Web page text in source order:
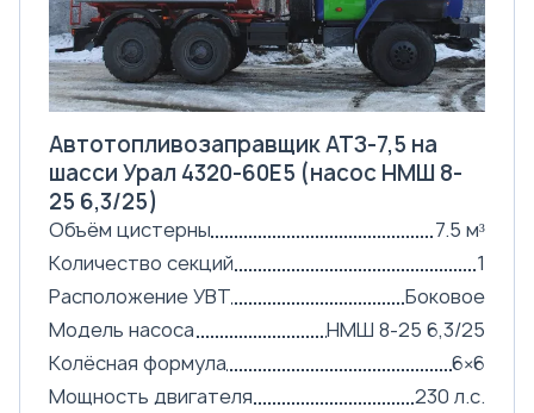
Автотопливозаправщик АТЗ-7,5 на
шасси Урал 4320-60Е5 (насос НМШ 8-
25 6,3/25)
Объём цистерны
7.5 м³
Количество секций
1
Расположение УВТ
Боковое
Модель насоса
НМШ 8-25 6,3/25
Колёсная формула
6×6
Мощность двигателя
230 л.с.